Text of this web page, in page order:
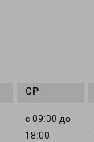
с 09:00 до
18:00